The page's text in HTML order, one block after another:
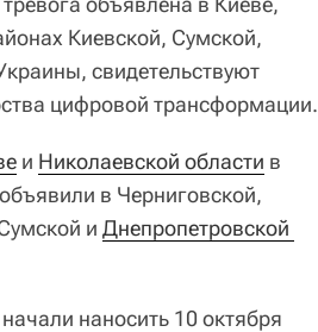
Киевской, Сумской,
свидетельствуют
цифровой трансформации.
и Николаевской области в
в Черниговской,
и Днепропетровской
наносить 10 октября